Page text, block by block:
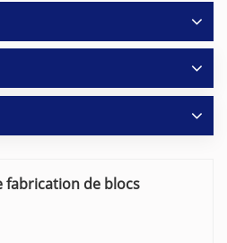
fabrication de blocs